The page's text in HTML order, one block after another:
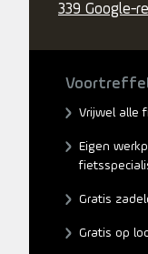
339 Google-
Vrijwel alle
Eigen
Gratis
Gratis op